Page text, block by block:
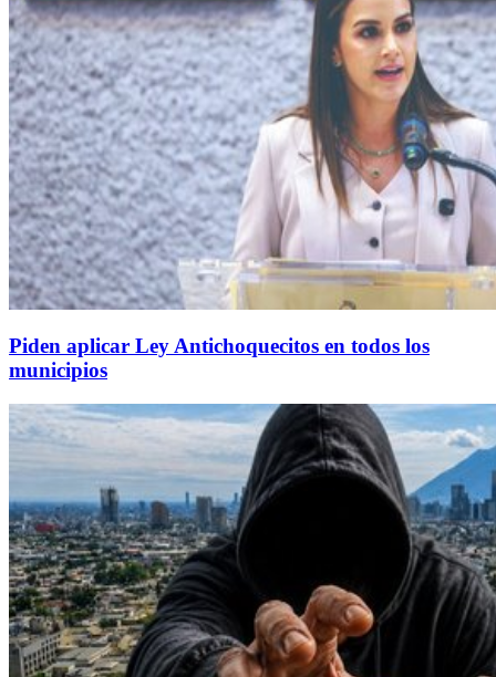
Piden aplicar Ley Antichoquecitos en todos los
municipios